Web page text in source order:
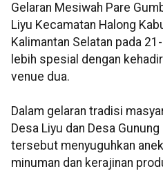
Gelaran Mesiwah Pare
Liyu Kecamatan Halong
Kalimantan Selatan pada
lebih spesial dengan
venue dua.
Dalam gelaran tradisi
Desa Liyu dan Desa
tersebut menyuguhkan
minuman dan kerajinan